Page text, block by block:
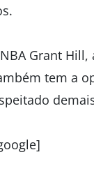
Grant Hill,
tem a